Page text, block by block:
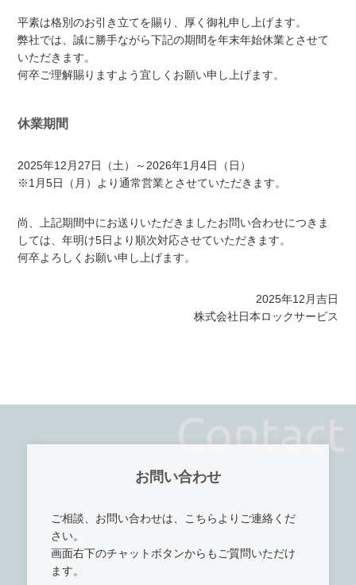
平素は格別のお引き立てを賜り、厚く御礼申し上げます。
弊社では、誠に勝手ながら下記の期間を年末年始休業とさせて
いただきます。
何卒ご理解賜りますよう宜しくお願い申し上げます。
休業期間
2025年12月27日（土）～2026年1月4日（日）
※1月5日（月）より通常営業とさせていただきます。
尚、上記期間中にお送りいただきましたお問い合わせにつきま
しては、年明け5日より順次対応させていただきます。
何卒よろしくお願い申し上げます。
2025年12月吉日
株式会社日本ロックサービス
お問い合わせ
ご相談、お問い合わせは、こちらよりご連絡くだ
さい。
画面右下のチャットボタンからもご質問いただけ
ます。